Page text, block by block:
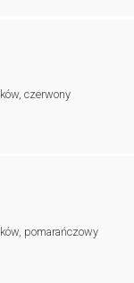
czerwony
pomarańczowy